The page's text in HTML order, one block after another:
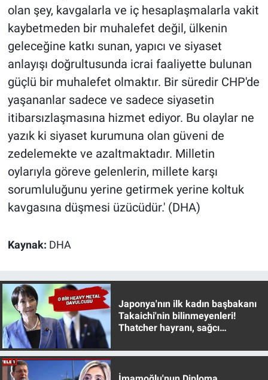
olan şey, kavgalarla ve iç hesaplaşmalarla vakit
kaybetmeden bir muhalefet değil, ülkenin
geleceğine katkı sunan, yapıcı ve siyaset
anlayışı doğrultusunda icrai faaliyette bulunan
güçlü bir muhalefet olmaktır. Bir süredir CHP'de
yaşananlar sadece ve sadece siyasetin
itibarsızlaşmasına hizmet ediyor. Bu olaylar ne
yazık ki siyaset kurumuna olan güveni de
zedelemekte ve azaltmaktadır. Milletin
oylarıyla göreve gelenlerin, millete karşı
sorumluluğunu yerine getirmek yerine koltuk
kavgasına düşmesi üzücüdür.' (DHA)
Kaynak: DHA
Japonya'nın ilk kadın başbakanı
Takaichi'nin bilinmeyenleri!
Thatcher hayranı, sağcı